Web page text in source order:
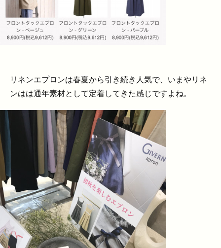
リネンエプロンは春夏から引き続き人気で、いまやリネ
ンはは通年素材として定着してきた感じですよね。